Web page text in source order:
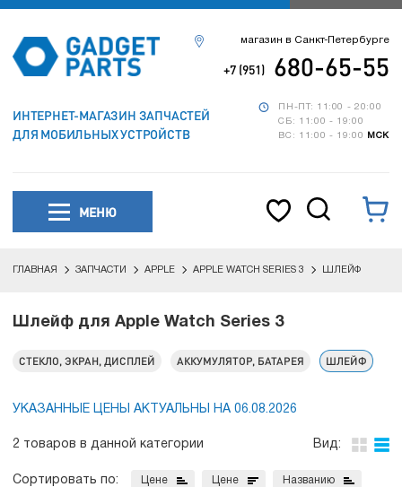
ИНТЕРНЕТ-МАГАЗИН ЗАПЧАСТЕЙ
ДЛЯ МОБИЛЬНЫХ УСТРОЙСТВ
ПН-ПТ: 11:00 - 20:00
СБ: 11:00 - 19:00
ВС: 11:00 - 19:00
МСК
магазин в Санкт-Петербурге
+7 (951) 680-65-55
МЕНЮ
ГЛАВНАЯ ЗАПЧАСТИ APPLE APPLE WATCH SERIES 3 ШЛЕЙФ
Шлейф для Apple Watch Series 3
СТЕКЛО, ЭКРАН, ДИСПЛЕЙ АККУМУЛЯТОР, БАТАРЕЯ ШЛЕЙФ
УКАЗАННЫЕ ЦЕНЫ АКТУАЛЬНЫ НА 06.08.2026
2 товаров в данной категории Вид:
Сортировать по: Цене Цене Названию